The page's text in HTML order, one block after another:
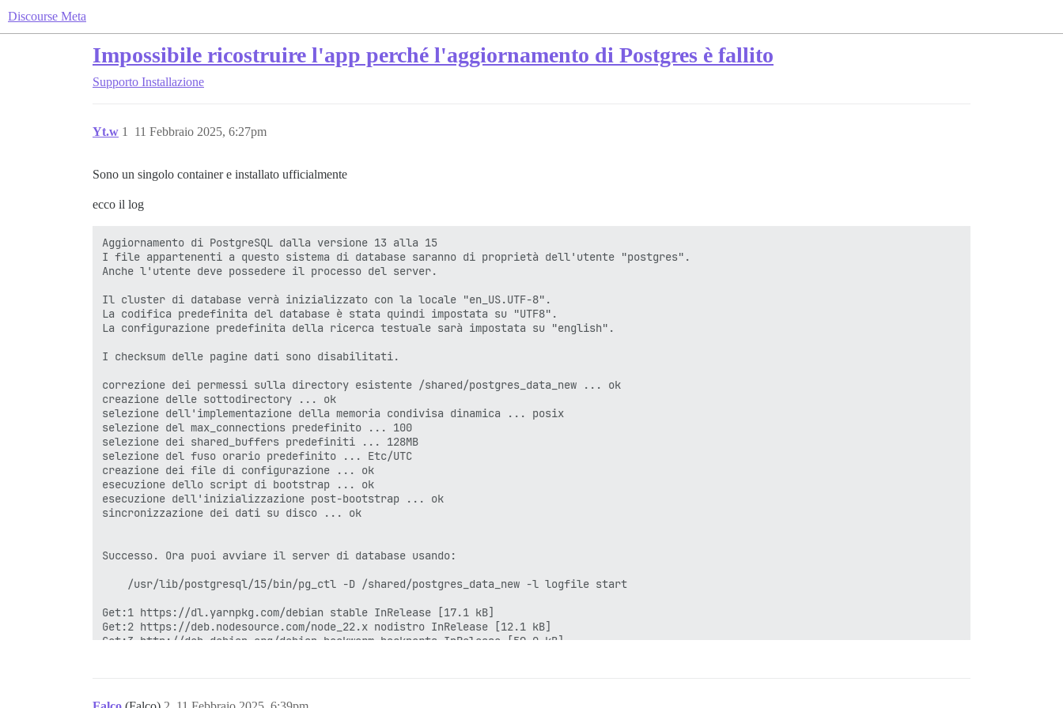
Discourse Meta
Impossibile ricostruire l'app perché l'aggiornamento di Postgres è fallito
Supporto Installazione
Yt.w 11 Febbraio 2025, 6:27pm
1
Sono un singolo container e installato ufficialmente
ecco il log
Aggiornamento di PostgreSQL dalla versione 13 alla 15
I file appartenenti a questo sistema di database saranno di proprietà dell'utente "postgres".
Anche l'utente deve possedere il processo del server.
Il cluster di database verrà inizializzato con la locale "en_US.UTF-8".
La codifica predefinita del database è stata quindi impostata su "UTF8".
La configurazione predefinita della ricerca testuale sarà impostata su "english".
I checksum delle pagine dati sono disabilitati.
correzione dei permessi sulla directory esistente /shared/postgres_data_new ... ok
creazione delle sottodirectory ... ok
selezione dell'implementazione della memoria condivisa dinamica ... posix
selezione del max_connections predefinito ... 100
selezione dei shared_buffers predefiniti ... 128MB
selezione del fuso orario predefinito ... Etc/UTC
creazione dei file di configurazione ... ok
esecuzione dello script di bootstrap ... ok
esecuzione dell'inizializzazione post-bootstrap ... ok
sincronizzazione dei dati su disco ... ok
Successo. Ora puoi avviare il server di database usando:
    /usr/lib/postgresql/15/bin/pg_ctl -D /shared/postgres_data_new -l logfile start
Get:1 https://dl.yarnpkg.com/debian stable InRelease [17.1 kB]
Get:2 https://deb.nodesource.com/node_22.x nodistro InRelease [12.1 kB]
Get:3 http://deb.debian.org/debian bookworm-backports InRelease [59.0 kB]